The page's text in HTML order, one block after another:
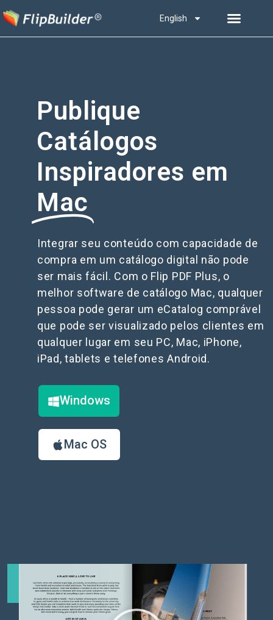
English
Publique
Catálogos
Inspiradores em
Mac
Integrar seu conteúdo com capacidade de
compra em um catálogo digital não pode
ser mais fácil. Com o Flip PDF Plus, o
melhor software de catálogo Mac, qualquer
pessoa pode gerar um eCatalog comprável
que pode ser visualizado pelos clientes em
qualquer lugar em seu PC, Mac, iPhone,
iPad, tablets e telefones Android.
Windows
Mac OS